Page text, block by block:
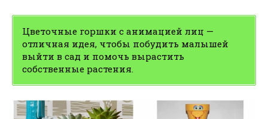
Цветочные горшки с анимацией лиц —
отличная идея, чтобы побудить малышей
выйти в сад и помочь вырастить
собственные растения.